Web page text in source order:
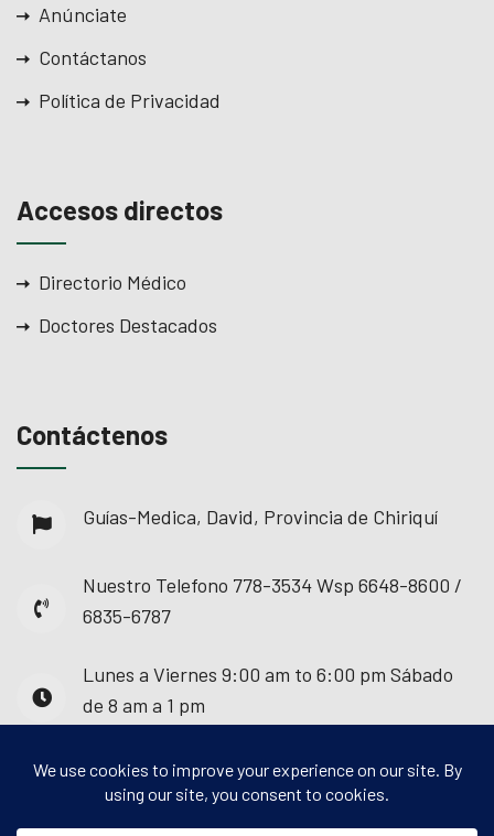
Anúnciate
Contáctanos
Política de Privacidad
Accesos directos
Directorio Médico
Doctores Destacados
Contáctenos
Guías-Medica, David, Provincia de Chiriquí
Nuestro Telefono 778-3534 Wsp 6648-8600 /
6835-6787
Lunes a Viernes 9:00 am to 6:00 pm Sábado
de 8 am a 1 pm